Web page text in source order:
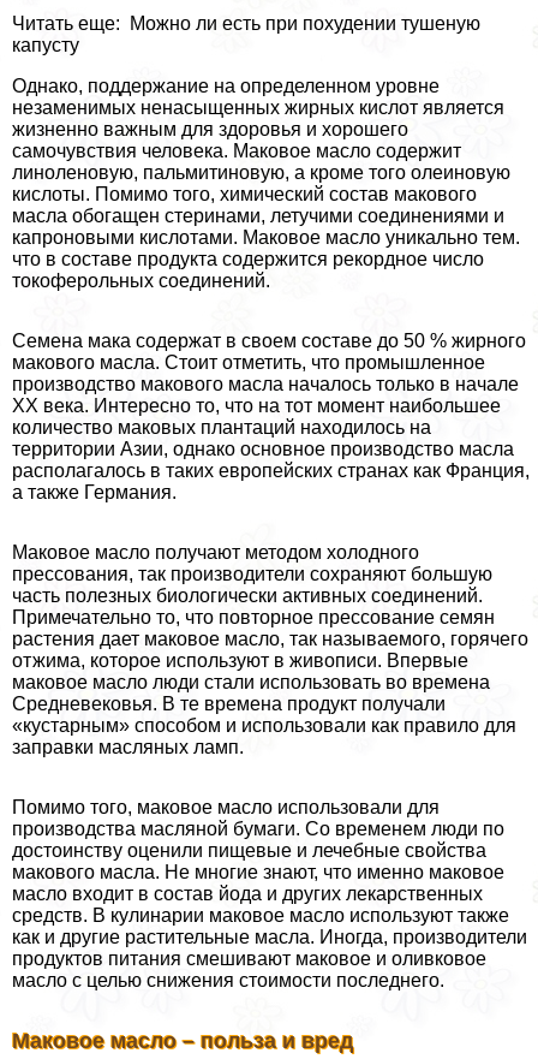
Читать еще: Можно ли есть при похудении тушеную
капусту
Однако, поддержание на определенном уровне
незаменимых ненасыщенных жирных кислот является
жизненно важным для здоровья и хорошего
самочувствия человека. Маковое масло содержит
линоленовую, пальмитиновую, а кроме того олеиновую
кислоты. Помимо того, химический состав макового
масла обогащен стеринами, летучими соединениями и
капроновыми кислотами. Маковое масло уникально тем.
что в составе продукта содержится рекордное число
токоферольных соединений.
Семена мака содержат в своем составе до 50 % жирного
макового масла. Стоит отметить, что промышленное
производство макового масла началось только в начале
XX века. Интересно то, что на тот момент наибольшее
количество маковых плантаций находилось на
территории Азии, однако основное производство масла
располагалось в таких европейских странах как Франция,
а также Германия.
Маковое масло получают методом холодного
прессования, так производители сохраняют большую
часть полезных биологически активных соединений.
Примечательно то, что повторное прессование семян
растения дает маковое масло, так называемого, горячего
отжима, которое используют в живописи. Впервые
маковое масло люди стали использовать во времена
Средневековья. В те времена продукт получали
«кустарным» способом и использовали как правило для
заправки масляных ламп.
Помимо того, маковое масло использовали для
производства масляной бумаги. Со временем люди по
достоинству оценили пищевые и лечебные свойства
макового масла. Не многие знают, что именно маковое
масло входит в состав йода и других лекарственных
средств. В кулинарии маковое масло используют также
как и другие растительные масла. Иногда, производители
продуктов питания смешивают маковое и оливковое
масло с целью снижения стоимости последнего.
Маковое масло – польза и вред